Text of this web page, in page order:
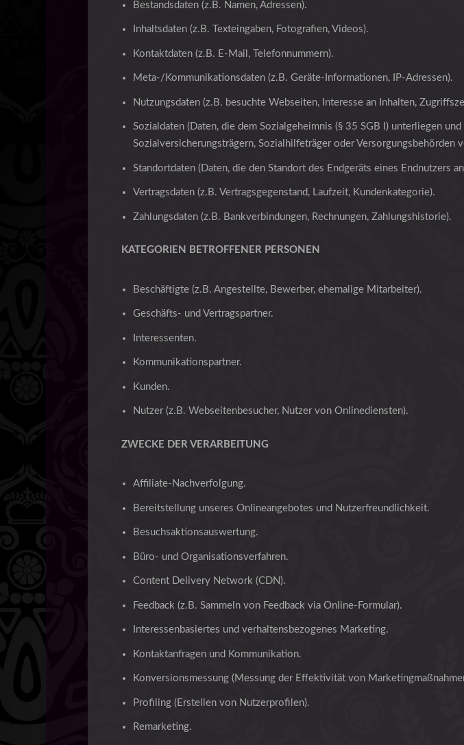
Bestandsdaten (z.B. Namen, Adressen).
Inhaltsdaten (z.B. Texteingaben, Fotografien, Videos).
Kontaktdaten (z.B. E-Mail, Telefonnummern).
Meta-/Kommunikationsdaten (z.B. Geräte-Informationen, IP-Adressen).
Nutzungsdaten (z.B. besuchte Webseiten, Interesse an Inhalten,
Sozialdaten (Daten, die dem Sozialgeheimnis (§ 35 SGB I) unterliegen
Sozialversicherungsträgern, Sozialhilfeträger oder Versorgungsbehörden
Standortdaten (Daten, die den Standort des Endgeräts eines Endnutzers
Vertragsdaten (z.B. Vertragsgegenstand, Laufzeit, Kundenkategorie).
Zahlungsdaten (z.B. Bankverbindungen, Rechnungen, Zahlungshistorie).
KATEGORIEN BETROFFENER PERSONEN
Beschäftigte (z.B. Angestellte, Bewerber, ehemalige Mitarbeiter).
Geschäfts- und Vertragspartner.
Interessenten.
Kommunikationspartner.
Kunden.
Nutzer (z.B. Webseitenbesucher, Nutzer von Onlinediensten).
ZWECKE DER VERARBEITUNG
Affiliate-Nachverfolgung.
Bereitstellung unseres Onlineangebotes und Nutzerfreundlichkeit.
Besuchsaktionsauswertung.
Büro- und Organisationsverfahren.
Content Delivery Network (CDN).
Feedback (z.B. Sammeln von Feedback via Online-Formular).
Interessenbasiertes und verhaltensbezogenes Marketing.
Kontaktanfragen und Kommunikation.
Konversionsmessung (Messung der Effektivität von
Profiling (Erstellen von Nutzerprofilen).
Remarketing.